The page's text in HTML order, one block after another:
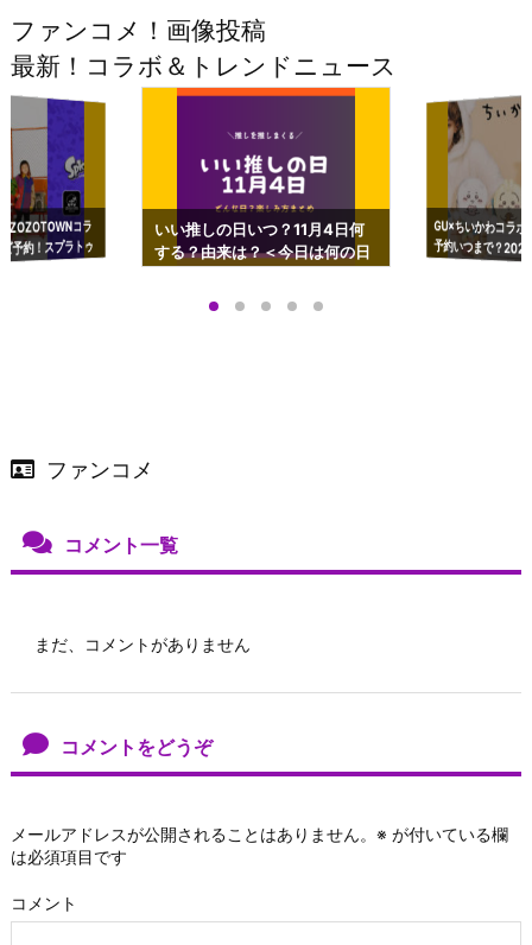
ファンコメ！画像投稿
最新！コラボ＆トレンドニュース
コラ
予約！スプラトゥ
ップも渋谷Hz
いい推しの日いつ？11月4日何
する？由来は？＜今日は何の日
GU×ちいかわコラ
予約いつまで？
ーチやショルダー
ファンコメ
コメント一覧
まだ、コメントがありません
コメントをどうぞ
メールアドレスが公開されることはありません。 ※ が付いている欄
は必須項目です
コメント